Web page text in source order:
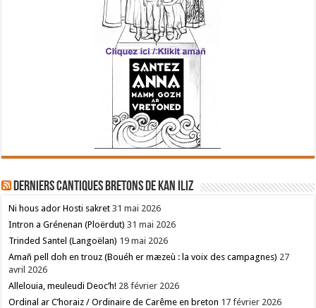
Derniers cantiques bretons de Kan Iliz
Ni hous ador Hosti sakret 31 mai 2026
Intron a Grénenan (Ploërdut) 31 mai 2026
Trinded Santel (Langoëlan) 19 mai 2026
Amañ pell doh en trouz (Bouéh er mæzeù : la voix des campagnes) 27
avril 2026
Allelouia, meuleudi Deoc’h! 28 février 2026
Ordinal ar C’horaiz / Ordinaire de Carême en breton 17 février 2026